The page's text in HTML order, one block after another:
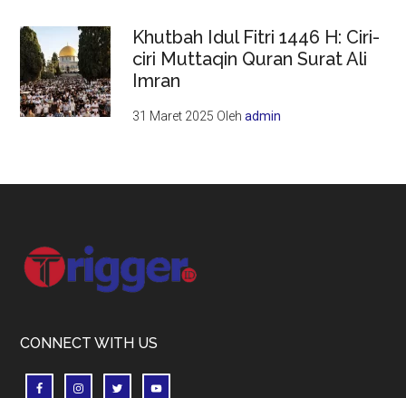
Khutbah Idul Fitri 1446 H: Ciri-
ciri Muttaqin Quran Surat Ali
Imran
31 Maret 2025 Olehadmin
Footer
CONNECT WITH US